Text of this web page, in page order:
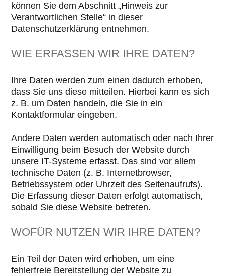
können Sie dem Abschnitt „Hinweis zur
Verantwortlichen Stelle“ in dieser
Datenschutzerklärung entnehmen.
WIE ERFASSEN WIR IHRE DATEN?
Ihre Daten werden zum einen dadurch erhoben,
dass Sie uns diese mitteilen. Hierbei kann es sich
z. B. um Daten handeln, die Sie in ein
Kontaktformular eingeben.
Andere Daten werden automatisch oder nach Ihrer
Einwilligung beim Besuch der Website durch
unsere IT-Systeme erfasst. Das sind vor allem
technische Daten (z. B. Internetbrowser,
Betriebssystem oder Uhrzeit des Seitenaufrufs).
Die Erfassung dieser Daten erfolgt automatisch,
sobald Sie diese Website betreten.
WOFÜR NUTZEN WIR IHRE DATEN?
Ein Teil der Daten wird erhoben, um eine
fehlerfreie Bereitstellung der Website zu